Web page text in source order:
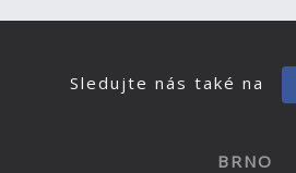
Sledujte nás také na
BRNO